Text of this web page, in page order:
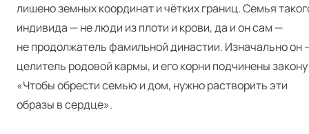
лишено земных координат и чётких границ. Семья
индивида — не люди из плоти и крови, да и он сам —
не продолжатель фамильной династии. Изначально он
целитель родовой кармы, и его корни подчинены
«Чтобы обрести семью и дом, нужно растворить эти
образы в сердце».